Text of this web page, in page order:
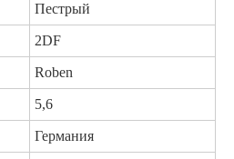
Пестрый
2DF
Roben
5,6
Германия